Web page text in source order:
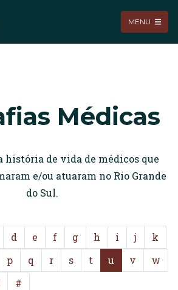
MENU
Médicas
história de vida de médicos que
e/ou atuaram no Rio Grande
do Sul.
d e f g h i j
k
p q r s t u v
w
#